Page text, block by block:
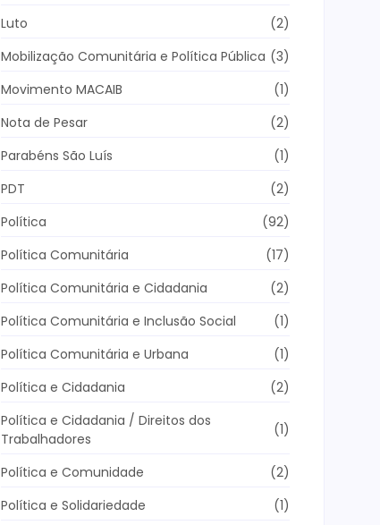
Luto
(2)
Mobilização Comunitária e Política Pública (3)
Movimento MACAIB
(1)
Nota de Pesar
(2)
Parabéns São Luís
(1)
PDT
(2)
Política
(92)
Política Comunitária
(17)
Política Comunitária e Cidadania
(2)
Política Comunitária e Inclusão Social
(1)
Política Comunitária e Urbana
(1)
Política e Cidadania
(2)
Política e Cidadania / Direitos dos
Trabalhadores
(1)
Política e Comunidade
(2)
Política e Solidariedade
(1)